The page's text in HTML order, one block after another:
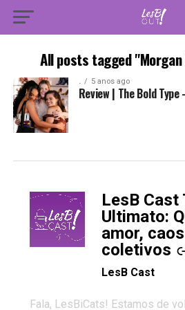
All posts tagged "Morgan
. 5 anos ago
Review | The Bold
LesB Cast
Ultimato:
amor,
coletivos
-
LesB Cast
Fala, LesBiCats! Estamos de